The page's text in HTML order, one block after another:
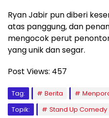
Ryan Jabir pun diberi
atas panggung, dan
mengocok perut
yang unik dan segar.
Post Views: 457
Tag: Berita
Topik:
Stand Up Comedy